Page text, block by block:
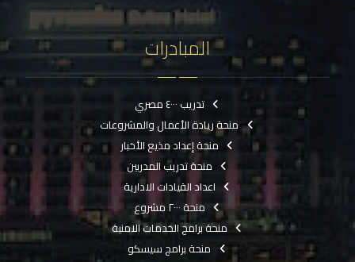
المبادرات
تدريب ٤٠٠٠ مصري
منحة ريادة الأعمال والمشروعات
منحة إعداد مذيع الأخبار
منحة تدريب المدربين
اعداد القيادات الادارية
منحة ٢٠٠٠ مشروع
منحة برامج الخدمات الامنية
منحة برامج سيسكو